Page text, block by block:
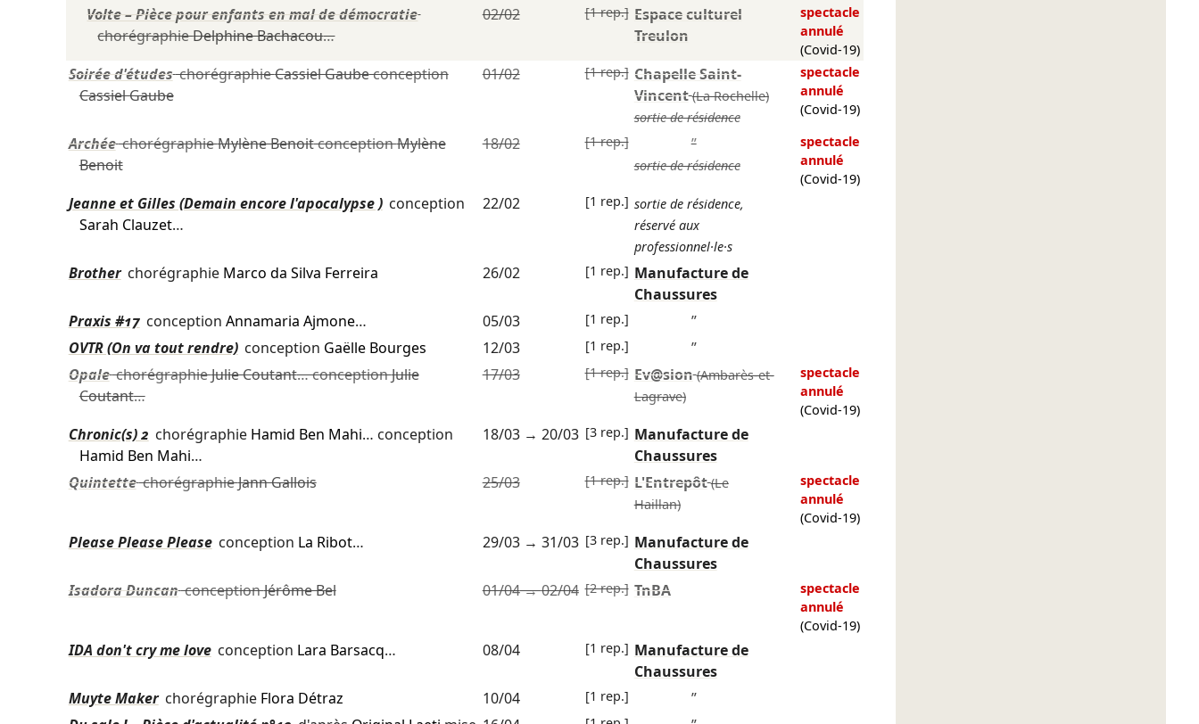
Volte – Pièce pour enfants en mal de démocratie
chorégraphieDelphine Bachacou…
02/02 [1 rep.] Espace culturel
Treulon
spectacle
annulé
(Covid-19)
Soirée d'étudeschorégraphieCassiel Gaubeconception
Cassiel Gaube
01/02 [1 rep.] Chapelle Saint-
Vincent (La Rochelle)
sortie de résidence
spectacle
annulé
(Covid-19)
ArchéechorégraphieMylène BenoitconceptionMylène
Benoit
18/02 [1 rep.] ”
sortie de résidence
spectacle
annulé
(Covid-19)
Jeanne et Gilles (Demain encore l'apocalypse ) conception
Sarah Clauzet…
22/02 [1 rep.] sortie de résidence,
réservé aux
professionnel·le·s
Brother chorégraphie Marco da Silva Ferreira 26/02 [1 rep.] Manufacture de
Chaussures
Praxis #17 conception Annamaria Ajmone… 05/03 [1 rep.]
”
OVTR (On va tout rendre) conception Gaëlle Bourges 12/03 [1 rep.]
”
OpalechorégraphieJulie Coutant… conceptionJulie
Coutant…
17/03 [1 rep.] Ev@sion (Ambarès-et-
Lagrave)
spectacle
annulé
(Covid-19)
Chronic(s) 2 chorégraphie Hamid Ben Mahi… conception
Hamid Ben Mahi…
18/03→ 20/03 [3 rep.] Manufacture de
Chaussures
QuintettechorégraphieJann Gallois 25/03 [1 rep.] L'Entrepôt (Le
Haillan)
spectacle
annulé
(Covid-19)
Please Please Please conception La Ribot… 29/03→ 31/03 [3 rep.] Manufacture de
Chaussures
Isadora DuncanconceptionJérôme Bel 01/04→02/04 [2 rep.] TnBA
spectacle
annulé
(Covid-19)
IDA don't cry me love conception Lara Barsacq… 08/04 [1 rep.] Manufacture de
Chaussures
Muyte Maker chorégraphie Flora Détraz 10/04 [1 rep.]
”